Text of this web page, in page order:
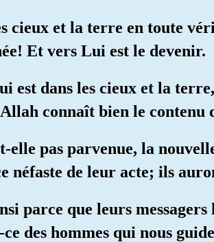
cieux et la terre en toute
Et vers Lui est le devenir.
est dans les cieux et la
connaît bien le contenu
elle pas parvenue, la
néfaste de leur acte; ils
parce que leurs
des hommes qui nous